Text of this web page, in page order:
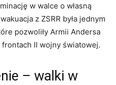
w walce o własną
z ZSRR była jednym
pozwoliły Armii Andersa
II wojny światowej.
– walki w